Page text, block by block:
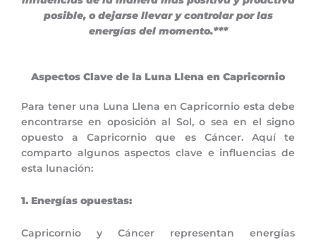
posible, o dejarse llevar y controlar por las
energías del momento.***
Aspectos Clave de la Luna Llena en Capricornio
Para tener una Luna Llena en Capricornio esta debe
encontrarse en oposición al Sol, o sea en el signo
opuesto a Capricornio que es Cáncer. Aquí te
comparto algunos aspectos clave e influencias de
esta lunación:
1. Energías opuestas:
Capricornio y Cáncer representan energías